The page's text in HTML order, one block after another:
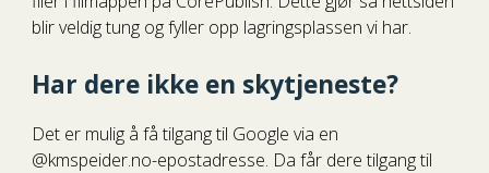
blir veldig tung og fyller opp lagringsplassen vi har.
Har dere ikke en skytjeneste?
Det er mulig å få tilgang til Google via en
@kmspeider.no-epostadresse. Da får dere tilgang til